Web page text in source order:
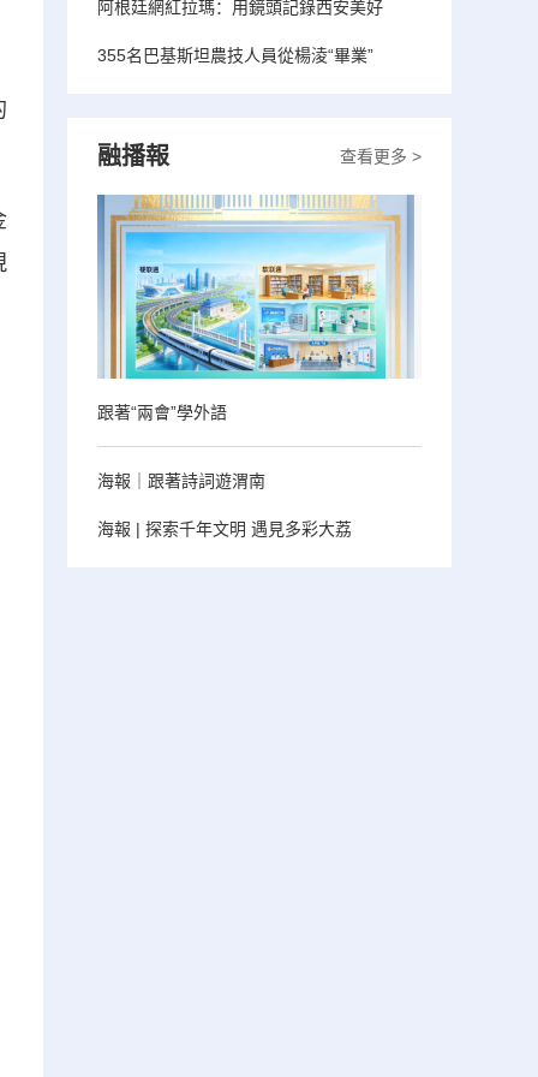
阿根廷網紅拉瑪：用鏡頭記錄西安美好
355名巴基斯坦農技人員從楊淩“畢業”
查看更多 >
融播報
跟著“兩會”學外語
海報｜跟著詩詞遊渭南
海報 | 探索千年文明 遇見多彩大荔